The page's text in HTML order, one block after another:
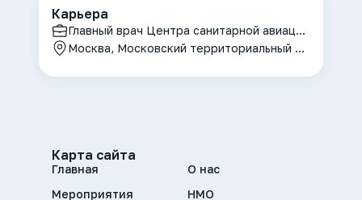
Карьера
Главный врач Центра санитарной авиации и экстренной медицинской помощи НМХЦ им. Н.И. Пирогова, врач анестезиолог - реаниматолог
Москва, Московский территориальный научно-практический центр медицины катастроф (ЦЭМП) ДЗМ, Государственное бюджетное учреждение города Москвы «Московский центр Аккредитации и Профессионального Развития в Сфере Здравоохранения»
Карта сайта
Главная
Мероприятия
О нас
НМО